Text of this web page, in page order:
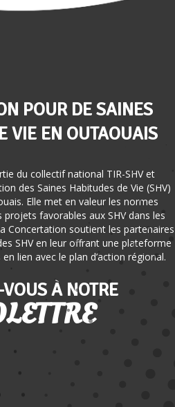
POUR DE SAINES
VIE EN OUTAOUAIS
du collectif national TIR-SHV et
des Saines Habitudes de Vie (SHV)
Elle met en valeur les normes
favorables aux SHV dans les
Concertation soutient les partenaires
SHV en leur offrant une plateforme
lien avec le plan d’action régional.
À NOTRE